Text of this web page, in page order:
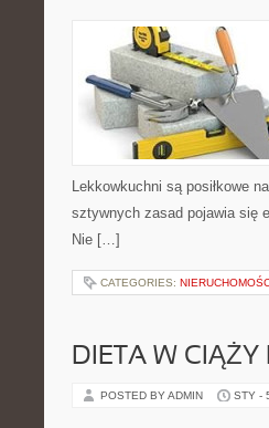
Lekkowkuchni są posiłkowe
sztywnych zasad pojawia się
Nie […]
CATEGORIES:
DIETA W CIĄŻY
POSTED BY ADMIN STY -